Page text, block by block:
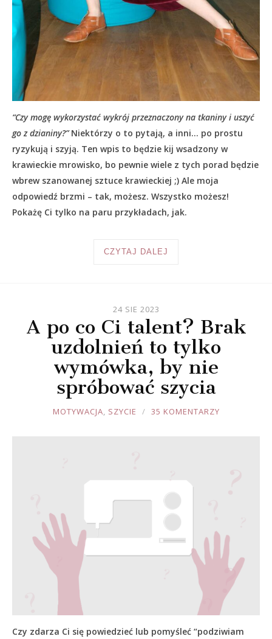
“Czy mogę wykorzystać wykrój przeznaczony na tkaniny i uszyć
go z dzianiny?”Niektórzy o to pytają, a inni… po prostu
ryzykują i szyją. Ten wpis to będzie kij wsadzony w
krawieckie mrowisko, bo pewnie wiele z tych porad będzie
wbrew szanowanej sztuce krawieckiej ;) Ale moja
odpowiedź brzmi – tak, możesz. Wszystko możesz!
Pokażę Ci tylko na paru przykładach, jak.
CZYTAJ DALEJ
24 SIE 2023
A po co Ci talent? Brak
uzdolnień to tylko
wymówka, by nie
spróbować szycia
JOULE
MOTYWACJA, SZYCIE 35 KOMENTARZY
Czy zdarza Ci się powiedzieć lub pomyśleć “podziwiam